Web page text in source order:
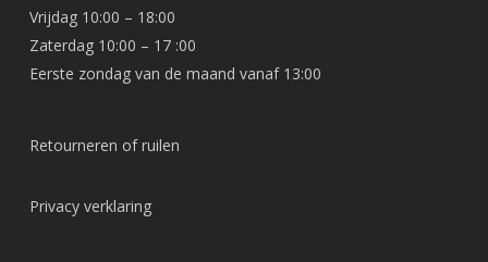
Vrijdag 10:00 – 18:00
Zaterdag 10:00 – 17 :00
Eerste zondag van de maand vanaf 13:00
Retourneren of ruilen
Privacy verklaring